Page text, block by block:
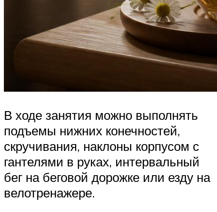
В ходе занятия можно выполнять
подъемы нижних конечностей,
скручивания, наклоны корпусом с
гантелями в руках, интервальный
бег на беговой дорожке или езду на
велотренажере.